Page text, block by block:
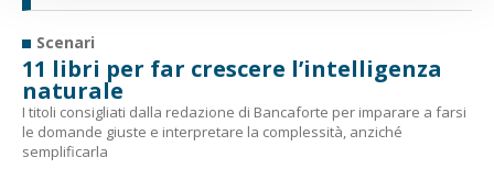
Scenari
11 libri per far crescere l’intelligenza
naturale
I titoli consigliati dalla redazione di Bancaforte per imparare a farsi
le domande giuste e interpretare la complessità, anziché
semplificarla